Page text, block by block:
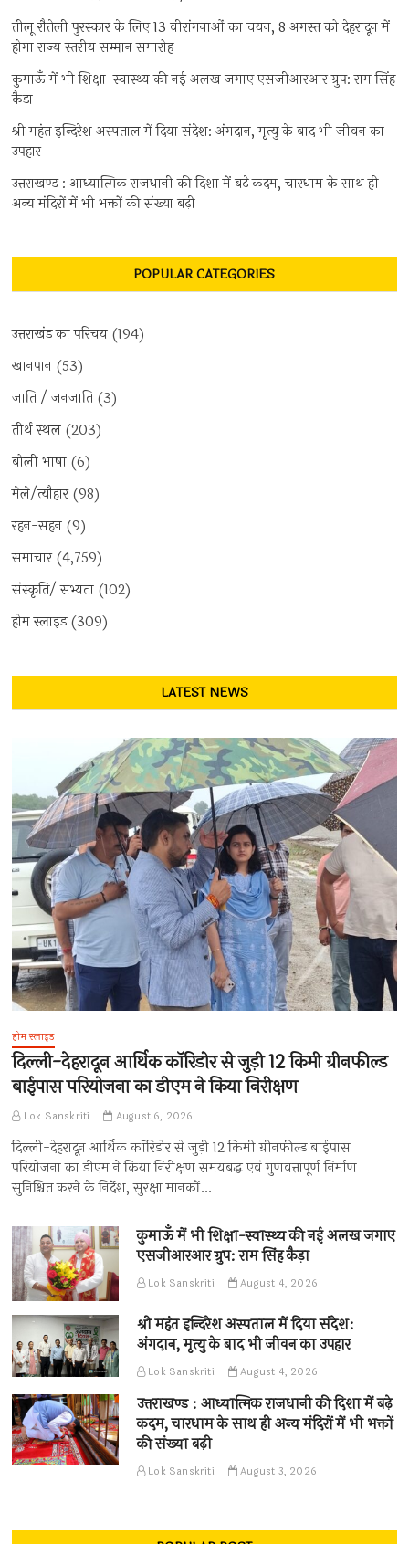
तीलू रौतेली पुरस्कार के लिए 13 वीरांगनाओं का चयन, 8 अगस्त को देहरादून में
होगा राज्य स्तरीय सम्मान समारोह
कुमाऊँ में भी शिक्षा-स्वास्थ्य की नई अलख जगाए एसजीआरआर ग्रुप: राम सिंह
कैड़ा
श्री महंत इन्दिरेश अस्पताल में दिया संदेश: अंगदान, मृत्यु के बाद भी जीवन का
उपहार
उत्तराखण्ड : आध्यात्मिक राजधानी की दिशा में बढ़े कदम, चारधाम के साथ ही
अन्य मंदिरों में भी भक्तों की संख्या बढ़ी
POPULAR CATEGORIES
उत्तराखंड का परिचय (194)
खानपान (53)
जाति / जनजाति(3)
तीर्थ स्थल (203)
बोली भाषा (6)
मेले/त्यौहार(98)
रहन-सहन (9)
समाचार(4,759)
संस्कृति/ सभ्यता (102)
होम स्लाइड(309)
LATEST NEWS
होम स्लाइड
दिल्ली-देहरादून आर्थिक कॉरिडोर से जुड़ी 12 किमी ग्रीनफील्ड
बाईपास परियोजना का डीएम ने किया निरीक्षण
Lok Sanskriti August 6, 2026
दिल्ली-देहरादून आर्थिक कॉरिडोर से जुड़ी 12 किमी ग्रीनफील्ड बाईपास
परियोजना का डीएम ने किया निरीक्षण समयबद्ध एवं गुणवत्तापूर्ण निर्माण
सुनिश्चित करने के निर्देश, सुरक्षा मानकों…
कुमाऊँ में भी शिक्षा-स्वास्थ्य की नई अलख जगाए
एसजीआरआर ग्रुप: राम सिंह कैड़ा
Lok Sanskriti August 4, 2026
श्री महंत इन्दिरेश अस्पताल में दिया संदेश:
अंगदान, मृत्यु के बाद भी जीवन का उपहार
Lok Sanskriti August 4, 2026
उत्तराखण्ड : आध्यात्मिक राजधानी की दिशा में बढ़े
कदम, चारधाम के साथ ही अन्य मंदिरों में भी भक्तों
की संख्या बढ़ी
Lok Sanskriti August 3, 2026